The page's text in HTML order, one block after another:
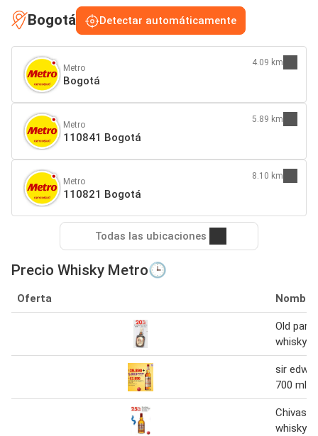
Bogotá Detectar automáticamente
Metro
Bogotá
4.09 km
Metro
110841 Bogotá
5.89 km
Metro
110821 Bogotá
8.10 km
Todas las ubicaciones
Precio Whisky Metro🕒
Oferta Nombre
Old parr
whisky
sir
700 ml
Chivas
whisky